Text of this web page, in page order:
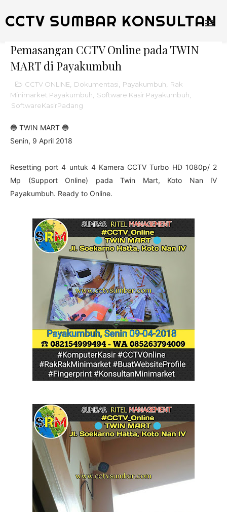
CCTV SUMBAR KONSULTAN
Pemasangan CCTV Online pada TWIN
MART di Payakumbuh
CCTV ONLINE Dokumentasi Payakumbuh
Rak
Minimarket Payakumbuh
Software Kasir Payakumbuh
SoftwareKasirPadang
🔵 TWIN MART 🔵
Senin, 9 April 2018
Resetting port 4 untuk 4 Kamera CCTV Turbo HD 1080p/ 2
Mp (Support Online) pada Twin Mart, Koto Nan IV
Payakumbuh. Ready to Online.